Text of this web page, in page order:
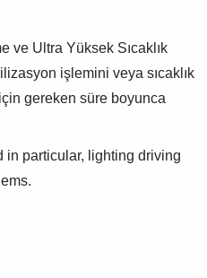
ve Ultra Yüksek Sıcaklık
işlemini veya sıcaklık
gereken süre boyunca
in particular, lighting driving